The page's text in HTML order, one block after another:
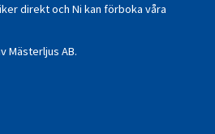
direkt och Ni kan förboka våra
Mästerljus AB.